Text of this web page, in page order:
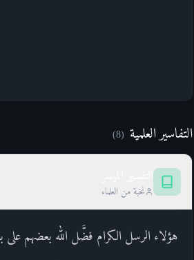
التفاسير العلمية (
8
)
نخبة من العلماء
هؤلاء الرسل الكرام فضَّل الله بعضهم على